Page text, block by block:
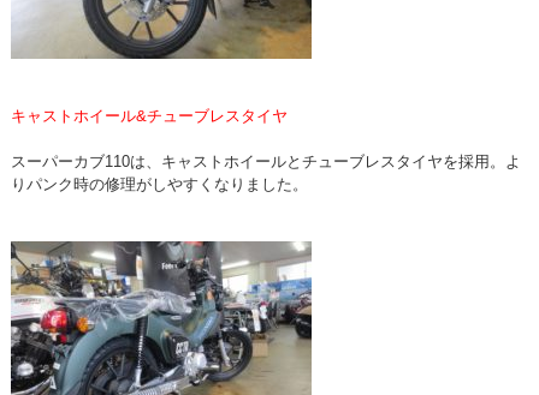
キャストホイール&チューブレスタイヤ
スーパーカブ110は、キャストホイールとチューブレスタイヤを採用。よ
りパンク時の修理がしやすくなりました。